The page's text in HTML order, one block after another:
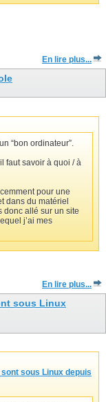
En lire plus...
“bon ordinateur”.
faut savoir à quoi / à
pour une
dans du matériel
donc allé sur un site
j’ai mes
En lire plus...
sous Linux
sous Linux depuis